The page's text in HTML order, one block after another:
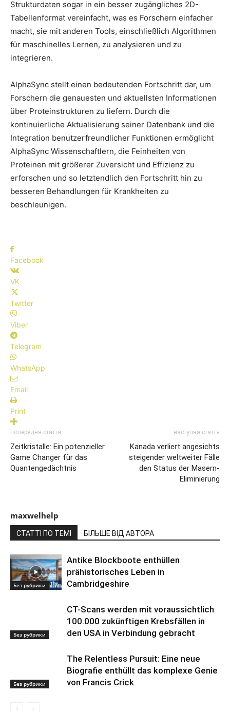
Strukturdaten sogar in ein besser zugängliches 2D-
Tabellenformat vereinfacht, was es Forschern einfacher
macht, sie mit anderen Tools, einschließlich Algorithmen
für maschinelles Lernen, zu analysieren und zu
integrieren.
AlphaSync stellt einen bedeutenden Fortschritt dar, um
Forschern die genauesten und aktuellsten Informationen
über Proteinstrukturen zu liefern. Durch die
kontinuierliche Aktualisierung seiner Datenbank und die
Integration benutzerfreundlicher Funktionen ermöglicht
AlphaSync Wissenschaftlern, die Feinheiten von
Proteinen mit größerer Zuversicht und Effizienz zu
erforschen und so letztendlich den Fortschritt hin zu
besseren Behandlungen für Krankheiten zu
beschleunigen.
Facebook
VK
Twitter
Viber
Telegram
WhatsApp
Email
Print
попередня стаття
Zeitkristalle: Ein potenzieller
Game Changer für das
Quantengedächtnis
наступна стаття
Kanada verliert angesichts
steigender weltweiter Fälle
den Status der Masern-
Eliminierung
maxwelhelp
СТАТТІ ПО ТЕМІ БІЛЬШЕ ВІД АВТОРА
Без рубрики
Antike Blockboote enthüllen
prähistorisches Leben in
Cambridgeshire
Без рубрики
CT-Scans werden mit voraussichtlich
100.000 zukünftigen Krebsfällen in
den USA in Verbindung gebracht
Без рубрики
The Relentless Pursuit: Eine neue
Biografie enthüllt das komplexe Genie
von Francis Crick